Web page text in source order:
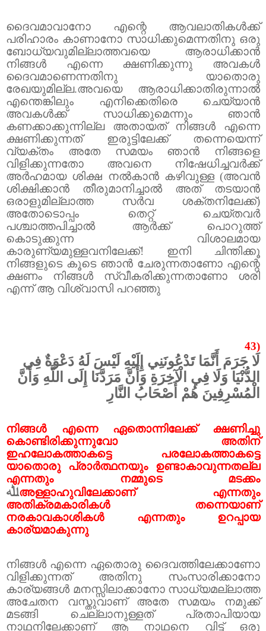
ദൈവമാവാനോ എന്റെ ആവലാതികൾക്ക്
പരിഹാരം കാണാനോ സാധിക്കുമെന്നതിനു ഒരു
ബോധ്യവുമില്ലാത്തവയെ ആരാധിക്കാൻ
നിങ്ങൾ എന്നെ ക്ഷണിക്കുന്നു അവകൾ
ദൈവമാണെന്നതിനു യാതൊരു
രേഖയുമില്ല.അവയെ ആരാധിക്കാതിരുന്നാൽ
എന്തെങ്കിലും എനിക്കെതിരെ ചെയ്യാൻ
അവകൾക്ക് സാധിക്കുമെന്നും ഞാൻ
കണക്കാക്കുന്നില്ല അതായത് നിങ്ങൾ എന്നെ
ക്ഷണിക്കുന്നത് ഇരുട്ടിലേക്ക് തന്നെയെന്ന്
വ്യക്തം അതേ സമയം ഞാൻ നിങ്ങളെ
വിളിക്കുന്നതോ അവനെ നിഷേധിച്ചവർക്ക്
അർഹമായ ശിക്ഷ നൽകാൻ കഴിവുള്ള (അവൻ
ശിക്ഷിക്കാൻ തീരുമാനിച്ചാൽ അത് തടയാൻ
ഒരാളുമില്ലാത്ത സർവ ശക്തനിലേക്ക്)
അതോടൊപ്പം തെറ്റ് ചെയ്തവർ
പശ്ചാത്തപിച്ചാൽ ആർക്ക് പൊറുത്ത്
കൊടുക്കുന്ന വിശാലമായ
കാരുണ്യമുള്ളവനിലേക്ക്! ഇനി ചിന്തിക്കൂ
നിങ്ങളുടെ കൂടെ ഞാൻ ചേരുന്നതാണോ എന്റെ
ക്ഷണം നിങ്ങൾ സ്വീകരിക്കുന്നതാണോ ശരി
എന്ന് ആ വിശ്വാസി പറഞ്ഞു
43)
لَا جَرَمَ أَنَّمَا تَدْعُونَنِي إِلَيْهِ لَيْسَ لَهُ دَعْوَةٌ فِي
الدُّنْيَا وَلَا فِي الْآخِرَةِ وَأَنَّ مَرَدَّنَا إِلَى اللَّهِ وَأَنَّ
الْمُسْرِفِينَ هُمْ أَصْحَابُ النَّارِ
നിങ്ങൾ എന്നെ ഏതൊന്നിലേക്ക് ക്ഷണിച്ചു
കൊണ്ടിരിക്കുന്നുവോ അതിന്
ഇഹലോകത്താകട്ടെ പരലോകത്താകട്ടെ
യാതൊരു പ്രാർത്ഥനയും ഉണ്ടാകാവുന്നതല്ല
എന്നതും നമ്മുടെ മടക്കം
ﷲഅള്ളാഹുവിലേക്കാണ് എന്നതും
അതിക്രമകാരികൾ തന്നെയാണ്
നരകാവകാശികൾ എന്നതും ഉറപ്പായ
കാര്യമാകുന്നു
നിങ്ങൾ എന്നെ ഏതൊരു ദൈവത്തിലേക്കാണോ
വിളിക്കുന്നത് അതിനു സംസാരിക്കാനോ
കാര്യങ്ങൾ മനസ്സിലാക്കാനോ സാധ്യമല്ലാത്ത
അചേതന വസ്തുവാണ്
അതേ സമയം നമുക്ക്
മടങ്ങി ചെല്ലാനുള്ളത് പ്രതാപിയായ
നാഥനിലേക്കാണ് ആ നാഥനെ വിട്ട് ഒരു